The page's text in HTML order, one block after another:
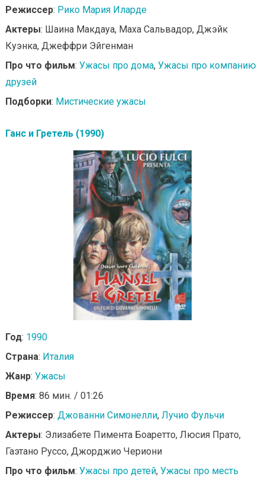
Режиссер: Рико Мария Иларде
Актеры: Шаина Макдауа, Маха Сальвадор, Джэйк
Куэнка, Джеффри Эйгенман
Про что фильм: Ужасы про дома, Ужасы про компанию
друзей
Подборки: Мистические ужасы
Ганс и Гретель (1990)
Год: 1990
Страна: Италия
Жанр: Ужасы
Время: 86 мин. / 01:26
Режиссер: Джованни Симонелли, Лучио Фульчи
Актеры: Элизабете Пимента Боаретто, Люсия Прато,
Гаэтано Руссо, Джорджио Чериони
Про что фильм: Ужасы про детей, Ужасы про месть